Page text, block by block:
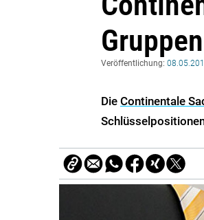
Veröffentlichung:
Die Continentale